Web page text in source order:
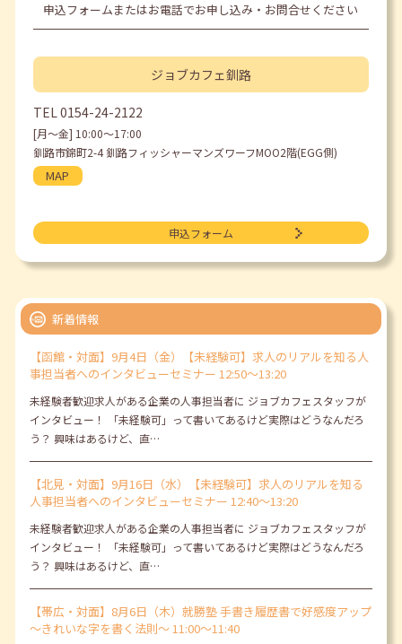
申込フォームまたはお電話でお申し込み・お問合せください
ジョブカフェ釧路
TEL0154-24-2122
[月〜金] 10:00〜17:00
釧路市錦町2-4 釧路フィッシャーマンズワーフMOO2階(EGG側)
MAP
申込フォーム
新着情報
【函館・対面】9月4日（金）【未経験可】求人のリアルを知る人
事担当者へのインタビューセミナー 12:50～13:20
未経験者歓迎求人がある企業の人事担当者に ジョブカフェスタッフが
インタビュー！ 「未経験可」って書いてあるけど実際はどうなんだろ
う？ 興味はあるけど、直…
【北見・対面】9月16日（水）【未経験可】求人のリアルを知る
人事担当者へのインタビューセミナー 12:40～13:20
未経験者歓迎求人がある企業の人事担当者に ジョブカフェスタッフが
インタビュー！ 「未経験可」って書いてあるけど実際はどうなんだろ
う？ 興味はあるけど、直…
【帯広・対面】8月6日（木）就勝塾 手書き履歴書で好感度アップ
～きれいな字を書く法則～ 11:00～11:40